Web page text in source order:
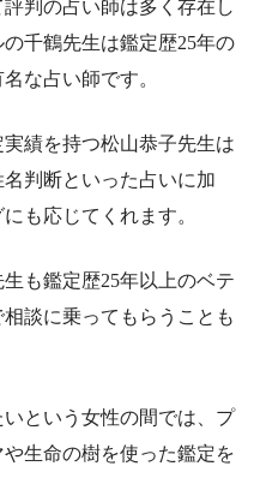
判の占い師は多く存在し
千鶴先生は鑑定歴25年の
な占い師です。
績を持つ松山恭子先生は
判断といった占いに加
も応じてくれます。
も鑑定歴25年以上のベテ
談に乗ってもらうことも
という女性の間では、プ
生命の樹を使った鑑定を